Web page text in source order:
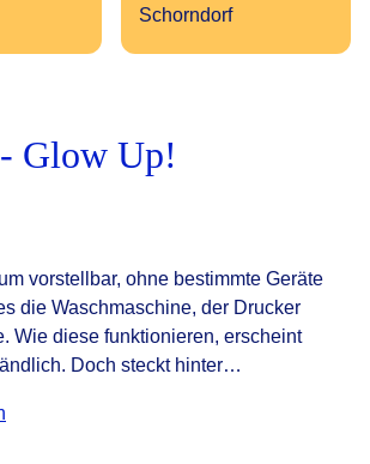
Schorndorf
Glow Up!
vorstellbar, ohne bestimmte Geräte
die Waschmaschine, der Drucker
Wie diese funktionieren, erscheint
Doch steckt hinter…